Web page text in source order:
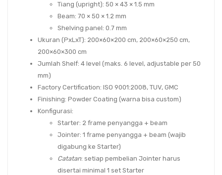
Tiang (upright): 50 × 43 × 1.5 mm
Beam: 70 × 50 × 1.2 mm
Shelving panel: 0.7 mm
Ukuran (PxLxT): 200×60×200 cm, 200×60×250 cm,
200×60×300 cm
Jumlah Shelf: 4 level (maks. 6 level, adjustable per 50
mm)
Factory Certification: ISO 9001:2008, TUV, GMC
Finishing: Powder Coating (warna bisa custom)
Konfigurasi:
Starter: 2 frame penyangga + beam
Jointer: 1 frame penyangga + beam (wajib
digabung ke Starter)
Catatan: setiap pembelian Jointer harus
disertai minimal 1 set Starter